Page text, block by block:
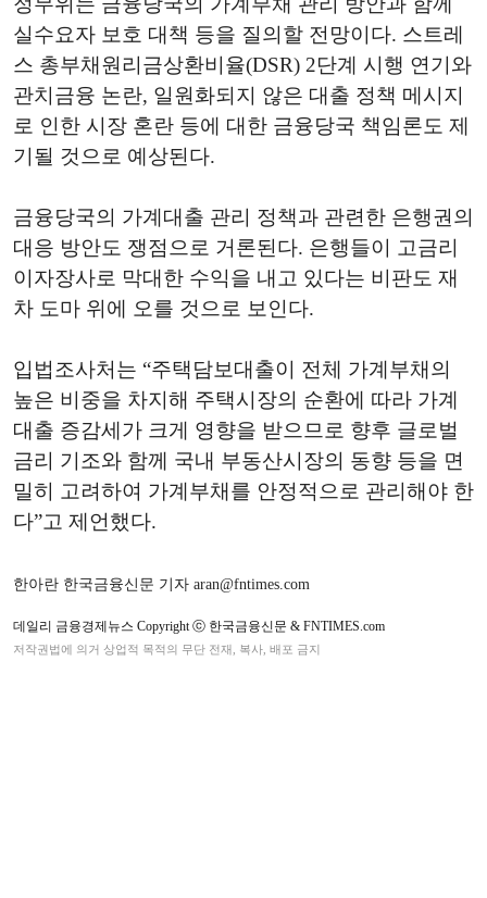
실수요자 보호 대책 등을 질의할 전망이다. 스트레
스 총부채원리금상환비율(DSR) 2단계 시행 연기와
관치금융 논란, 일원화되지 않은 대출 정책 메시지
로 인한 시장 혼란 등에 대한 금융당국 책임론도 제
기될 것으로 예상된다.
금융당국의 가계대출 관리 정책과 관련한 은행권의
대응 방안도 쟁점으로 거론된다. 은행들이 고금리
이자장사로 막대한 수익을 내고 있다는 비판도 재
차 도마 위에 오를 것으로 보인다.
입법조사처는 “주택담보대출이 전체 가계부채의
높은 비중을 차지해 주택시장의 순환에 따라 가계
대출 증감세가 크게 영향을 받으므로 향후 글로벌
금리 기조와 함께 국내 부동산시장의 동향 등을 면
밀히 고려하여 가계부채를 안정적으로 관리해야 한
다”고 제언했다.
한아란 한국금융신문 기자 aran@fntimes.com
데일리 금융경제뉴스 Copyright ⓒ 한국금융신문 & FNTIMES.com
저작권법에 의거 상업적 목적의 무단 전재, 복사, 배포 금지